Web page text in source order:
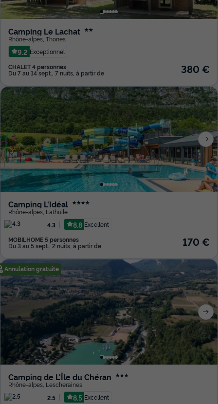
Camping Le Lachat ★★
Rhône-alpes Thones
9.2 Exceptionnel
CHALET 4 personnes
Du 7 au 14 sept., 7 nuits, à partir de 380 €
Camping L'Idéal ★★★★
Rhône-alpes Lathuile
4.3
8.8 Excellent
MOBILHOME 5 personnes
Du 3 au 5 sept., 2 nuits, à partir de 170 €
Annulation gratuite
Camping de L'Île du Chéran ★★★
Rhône-alpes Lescheraines
2.5
8.5 Excellent